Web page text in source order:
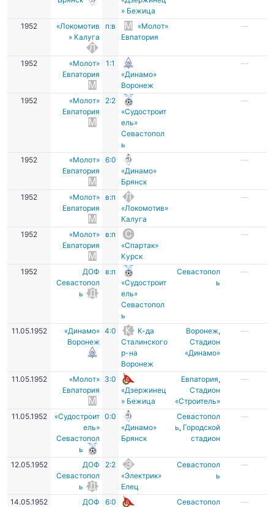
» Бежица
1952
«Локомотив
» Калуга
п:в
«Молот»
Евпатория
—
1952
«Молот»
Евпатория
1:1
«Динамо»
Воронеж
—
1952
«Молот»
Евпатория
2:2
«Судостроит
ель»
Севастопол
ь
—
1952
«Молот»
Евпатория
6:0
«Динамо»
Брянск
—
1952
«Молот»
Евпатория
в:п
«Локомотив»
Калуга
—
1952
«Молот»
Евпатория
в:п
«Спартак»
Курск
—
1952
ДОФ
Севастопол
ь
в:п
«Судостроит
ель»
Севастопол
ь
Севастопол
ь
—
11.05.1952
«Динамо»
Воронеж
4:0
К-да
Сталинского
р-на
Воронеж
Воронеж,
Стадион
«Динамо»
—
11.05.1952
«Молот»
Евпатория
3:0
«Дзержинец
» Бежица
Евпатория,
Стадион
«Строитель»
—
11.05.1952
«Судостроит
ель»
Севастопол
ь
0:0
«Динамо»
Брянск
Севастопол
ь, Городской
стадион
—
12.05.1952
ДОФ
Севастопол
ь
2:2
«Электрик»
Елец
Севастопол
ь
—
14.05.1952
ДОФ
6:0
Севастопол
—